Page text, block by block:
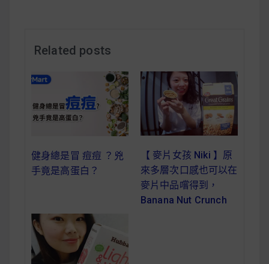
純素料理食譜
Related posts
健身總是冒 痘痘 ？兇
手竟是高蛋白？
【 麥片女孩 Niki 】原
來多層次口感也可以在
麥片中品嚐得到，
Banana Nut Crunch